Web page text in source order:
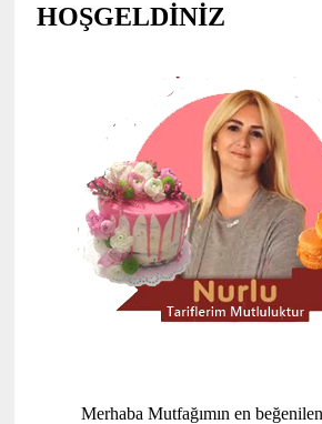
HOŞGELDİNİZ
Merhaba Mutfağımın en